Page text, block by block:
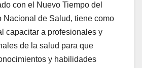
con el Nuevo Tiempo del
Nacional de Salud, tiene como
capacitar a profesionales y
de la salud para que
y habilidades